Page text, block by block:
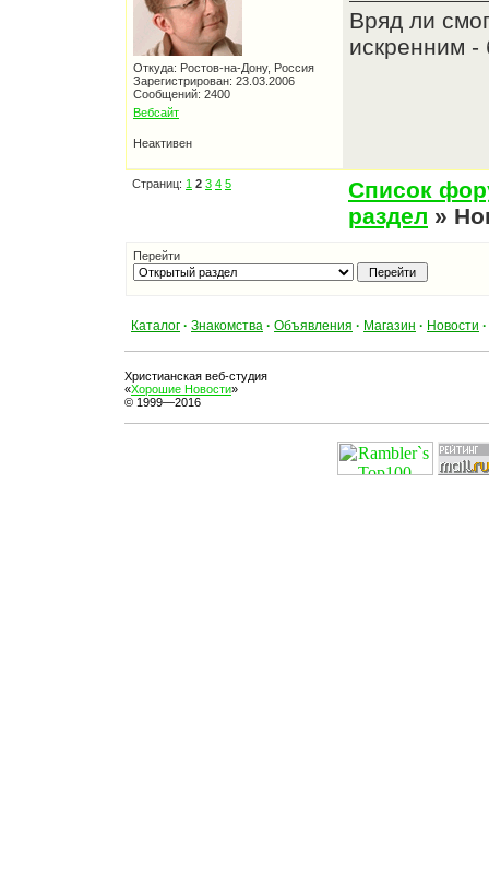
Откуда: Ростов-на-Дону, Россия
Зарегистрирован: 23.03.2006
Сообщений: 2400
Вебсайт
Вряд ли
искренним -
Неактивен
Страниц: 1 2 3 4 5
Список
раздел »
Перейти
Каталог · Знакомства · Объявления · Магазин · Новости ·
Христианская веб-студия
«Хорошие Новости»
© 1999—2016